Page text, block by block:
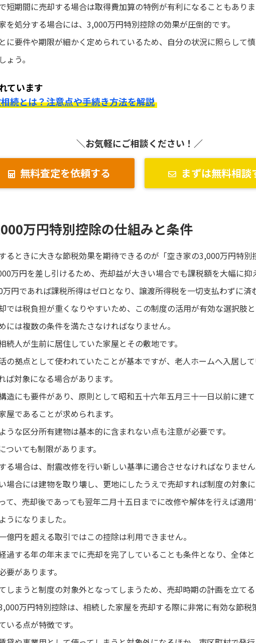
短期間に売却する場合は取得費加算の特例が有利になることもあり
を処分する場合には、3,000万円特別控除の効果が圧倒的です。
に要件や期限が細かく定められているため、自分の状況に照らして
う。
ています
続とは？注意点や手続き方法を解説
＼お気軽にご相談ください！／
無料査定を依頼する まずは無料相談
万円特別控除の仕組みと条件
るときに大きな節税効果を期待できるのが「空き家の3,000万円特別
万円を差し引けるため、売却益が大きい場合でも課税額を大幅に抑
円であれば課税所得はゼロとなり、譲渡所得税を一切支払わずに済
では税負担が重くなりやすいため、この制度の活用が有効な選択肢と
には複数の条件を満たさなければなりません。
続人が生前に居住していた家屋とその敷地です。
の拠点として使われていたことが基本ですが、老人ホームへ入居し
ば対象になる場合があります。
造にも要件があり、原則として昭和五十六年五月三十一日以前に建
屋であることが求められます。
うな区分所有建物は基本的に含まれない点も注意が必要です。
ついても制限があります。
る場合は、耐震改修を行い新しい基準に適合させなければなりません
場合には建物を取り壊し、更地にしたうえで売却すれば制度の対象に
て、売却後であっても翌年二月十五日までに改修や解体を行えば適
うになりました。
億円を超える取引ではこの控除は利用できません。
過する年の年末までに売却を完了していることも条件となり、全体
があります。
しまうと制度の対象外となってしまうため、売却時期の計画を立てる
万円特別控除は、相続した家屋を売却する際に非常に有効な節
る点が特徴です。